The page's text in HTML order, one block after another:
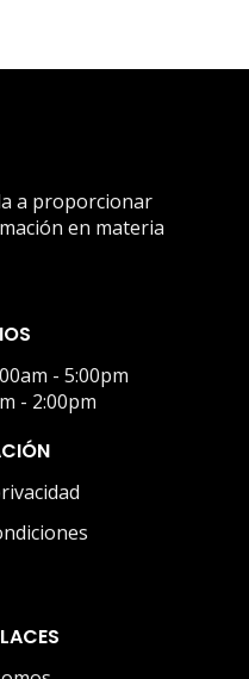
a proporcionar
en materia
- 5:00pm
- 2:00pm